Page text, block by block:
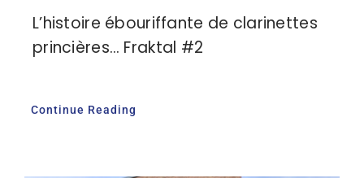
L’histoire ébouriffante de clarinettes
princières… Fraktal #2
Continue Reading